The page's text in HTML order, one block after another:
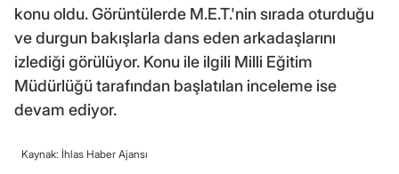
konu oldu. Görüntülerde M.E.T.'nin sırada oturduğu
ve durgun bakışlarla dans eden arkadaşlarını
izlediği görülüyor. Konu ile ilgili Milli Eğitim
Müdürlüğü tarafından başlatılan inceleme ise
devam ediyor.
Kaynak: İhlas Haber Ajansı